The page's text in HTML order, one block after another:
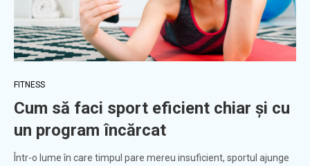
FITNESS
Cum să faci sport eficient chiar și cu
un program încărcat
Într-o lume în care timpul pare mereu insuficient, sportul ajunge